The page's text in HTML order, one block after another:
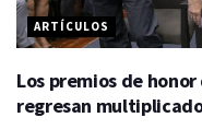
ARTÍCULOS
Los premios de
regresan